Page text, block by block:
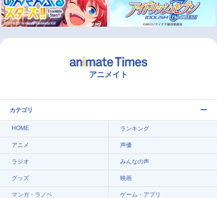
アニメイト
カテゴリ
HOME ランキング
アニメ 声優
ラジオ みんなの声
グッズ 映画
マンガ・ラノベ ゲーム・アプリ